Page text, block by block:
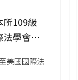
所109級
學會年
美國國際法